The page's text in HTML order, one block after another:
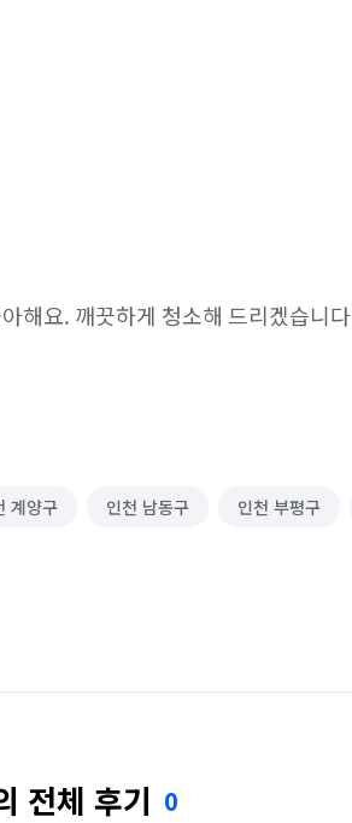
해요. 깨끗하게 청소해 드리겠습니다
계양구 인천 남동구 인천 부평구
전체 후기 0